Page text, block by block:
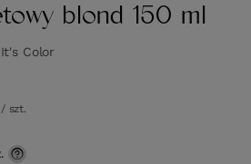
blond 150 ml
It's Color
szt.